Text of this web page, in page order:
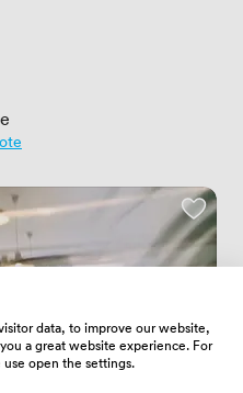
data, to improve our website,
a great website experience. For
open the settings.